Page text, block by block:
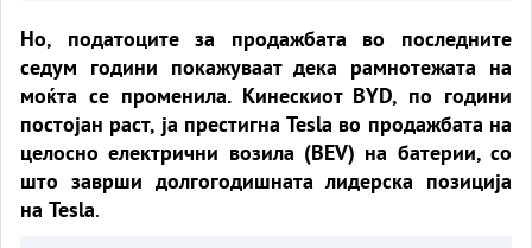
Но, податоците за продажбата во последните
седум години покажуваат дека рамнотежата на
моќта се променила. Кинескиот BYD, по години
постојан раст, ја престигна Tesla во продажбата на
целосно електрични возила (BEV) на батерии, со
што заврши долгогодишната лидерска позиција
на Tesla.